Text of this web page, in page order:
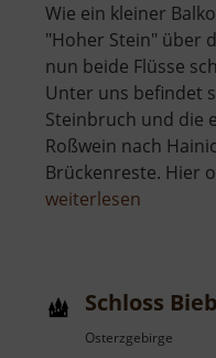
Wie ein kleiner
"Hoher Stein" über
nun beide Flüsse
Unter uns befindet
Steinbruch und die
Roßwein nach
Brückenreste. Hier
weiterlesen
Schloss
Osterzgebirge